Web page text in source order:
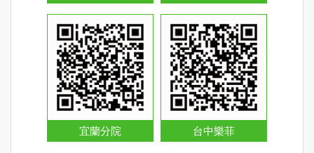
宜蘭分院 台中樂菲